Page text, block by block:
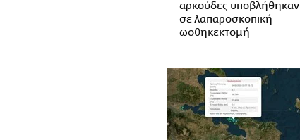
αρκούδες υποβλήθηκαν
σε λαπαροσκοπική
ωοθηκεκτομή